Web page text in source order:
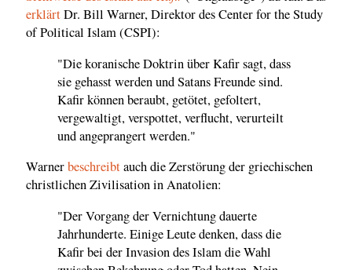
erklärtDr. Bill Warner, Direktor des Center for the Study
of Political Islam (CSPI):
"Die koranische Doktrin über Kafir sagt, dass
sie gehasst werden und Satans Freunde sind.
Kafir können beraubt, getötet, gefoltert,
vergewaltigt, verspottet, verflucht, verurteilt
und angeprangert werden."
Warnerbeschreibtauch die Zerstörung der griechischen
christlichen Zivilisation in Anatolien:
"Der Vorgang der Vernichtung dauerte
Jahrhunderte. Einige Leute denken, dass die
Kafir bei der Invasion des Islam die Wahl